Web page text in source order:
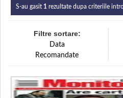
S-au gasit 1 rezultate dupa criteriile
Filtre sortare:
Data
Recomandate